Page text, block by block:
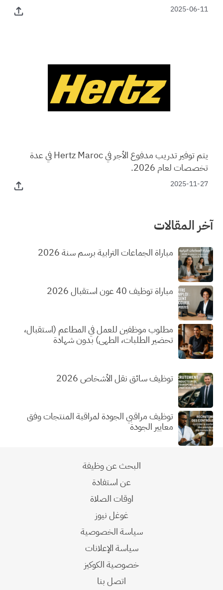
2025-06-11
يتم توفير تدريب مدفوع الأجر في Hertz Maroc في عدة
تخصصات لعام 2026.
2025-11-27
آخر المقالات
مباراة الجماعات الترابية برسم سنة 2026
مباراة توظيف 40 عون استقبال 2026
مطلوب موظفين للعمل في المطاعم (استقبال،
تحضير الطلبات، الطهي) بدون شهادة
توظيف سائق نقل الأشخاص 2026
توظيف مراقبي الجودة لمراقبة المنتجات وفق
معايير الجودة
البحث عن وظيفة
عن استفادة
اوقات الصلاة
غوغل نيوز
سياسة الخصوصية
سياسة الإعلانات
خصوصية الكوكيز
اتصل بنا